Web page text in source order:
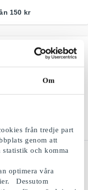
Om
från tredje part
genom att
statistik och komma
optimera våra
Dessutom
150 kr
Lott SE
- Skraplott från
spel för 10 kronor